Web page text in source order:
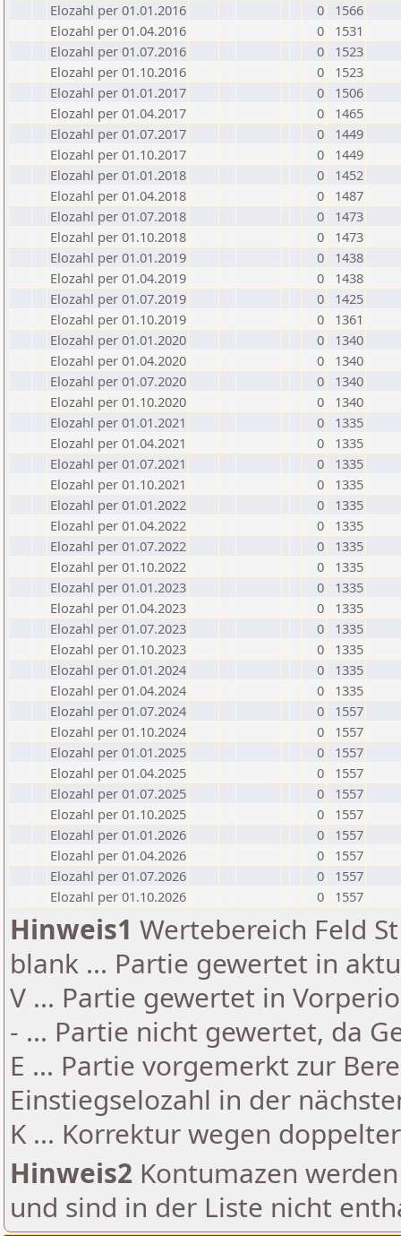
Elozahl per 01.01.2016
0
1566
Elozahl per 01.04.2016
0
1531
Elozahl per 01.07.2016
0
1523
Elozahl per 01.10.2016
0
1523
Elozahl per 01.01.2017
0
1506
Elozahl per 01.04.2017
0
1465
Elozahl per 01.07.2017
0
1449
Elozahl per 01.10.2017
0
1449
Elozahl per 01.01.2018
0
1452
Elozahl per 01.04.2018
0
1487
Elozahl per 01.07.2018
0
1473
Elozahl per 01.10.2018
0
1473
Elozahl per 01.01.2019
0
1438
Elozahl per 01.04.2019
0
1438
Elozahl per 01.07.2019
0
1425
Elozahl per 01.10.2019
0
1361
Elozahl per 01.01.2020
0
1340
Elozahl per 01.04.2020
0
1340
Elozahl per 01.07.2020
0
1340
Elozahl per 01.10.2020
0
1340
Elozahl per 01.01.2021
0
1335
Elozahl per 01.04.2021
0
1335
Elozahl per 01.07.2021
0
1335
Elozahl per 01.10.2021
0
1335
Elozahl per 01.01.2022
0
1335
Elozahl per 01.04.2022
0
1335
Elozahl per 01.07.2022
0
1335
Elozahl per 01.10.2022
0
1335
Elozahl per 01.01.2023
0
1335
Elozahl per 01.04.2023
0
1335
Elozahl per 01.07.2023
0
1335
Elozahl per 01.10.2023
0
1335
Elozahl per 01.01.2024
0
1335
Elozahl per 01.04.2024
0
1335
Elozahl per 01.07.2024
0
1557
Elozahl per 01.10.2024
0
1557
Elozahl per 01.01.2025
0
1557
Elozahl per 01.04.2025
0
1557
Elozahl per 01.07.2025
0
1557
Elozahl per 01.10.2025
0
1557
Elozahl per 01.01.2026
0
1557
Elozahl per 01.04.2026
0
1557
Elozahl per 01.07.2026
0
1557
Elozahl per 01.10.2026
0 1557
Hinweis1 Wertebereich Feld
blank ... Partie gewertet in
V ... Partie gewertet in
- ... Partie nicht gewertet, da
E ... Partie vorgemerkt zur
Einstiegselozahl in der
K ... Korrektur wegen
Hinweis2 Kontumazen
und sind in der Liste nicht